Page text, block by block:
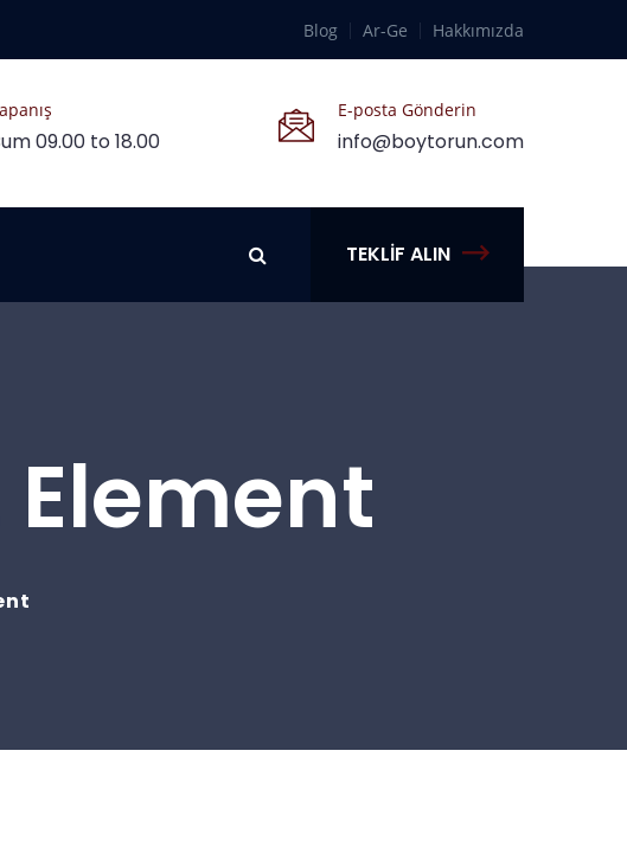
Blog Ar-Ge Hakkımızda
09.00 to 18.00
E-posta Gönderin
info@boytorun.com
TEKLIF ALIN